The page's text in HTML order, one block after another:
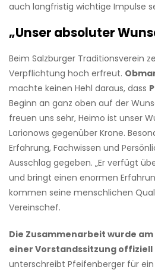
auch langfristig wichtige Impulse
„Unser absoluter
Beim Salzburger Traditionsverein
Verpflichtung hoch erfreut.
machte keinen Hehl daraus, dass
Beginn an ganz oben auf der
freuen uns sehr, Heimo ist unser
Larionows gegenüber Krone.
Erfahrung, Fachwissen und
Ausschlag gegeben. „Er verfügt
und bringt einen enormen
kommen seine menschlichen
Vereinschef.
Die Zusammenarbeit wurde
einer Vorstandssitzung offiziell
unterschreibt Pfeifenberger für